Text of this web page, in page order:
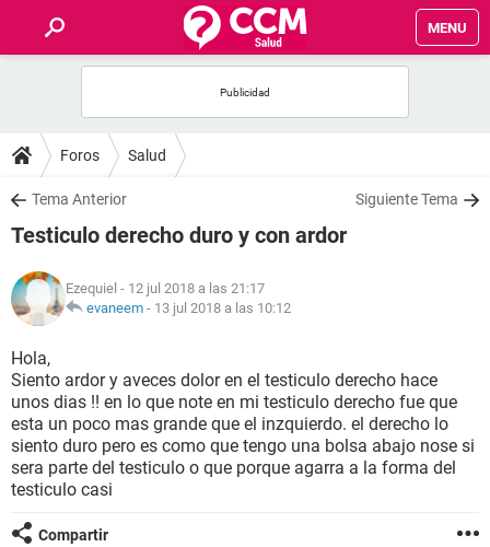
MENU
FOROS
SALUD
NUTRICIÓN
BIENESTAR
SEXUALIDAD
GLOSARIO
Foros Salud
Tema Anterior Siguiente Tema
Testiculo derecho duro y con ardor
Ezequiel - 12 jul 2018 a las 21:17
evaneem - 13 jul 2018 a las 10:12
Hola,
Siento ardor y aveces dolor en el testiculo derecho hace
unos dias !! en lo que note en mi testiculo derecho fue que
esta un poco mas grande que el inzquierdo. el derecho lo
siento duro pero es como que tengo una bolsa abajo nose si
sera parte del testiculo o que porque agarra a la forma del
testiculo casi
Compartir